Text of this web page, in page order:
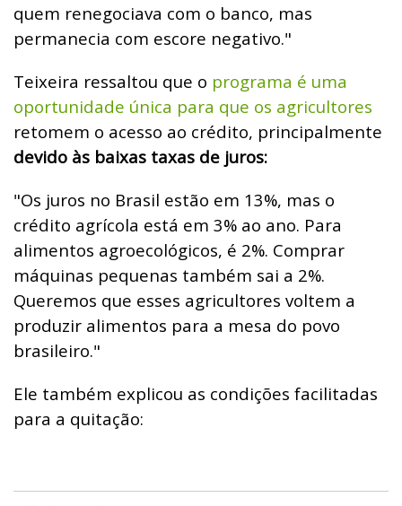
quem renegociava com o banco, mas
permanecia com escore negativo."
Teixeira ressaltou que o programa é uma
oportunidade única para que os agricultores
retomem o acesso ao crédito, principalmente
devido às baixas taxas de juros:
"Os juros no Brasil estão em 13%, mas o
crédito agrícola está em 3% ao ano. Para
alimentos agroecológicos, é 2%. Comprar
máquinas pequenas também sai a 2%.
Queremos que esses agricultores voltem a
produzir alimentos para a mesa do povo
brasileiro."
Ele também explicou as condições facilitadas
para a quitação: